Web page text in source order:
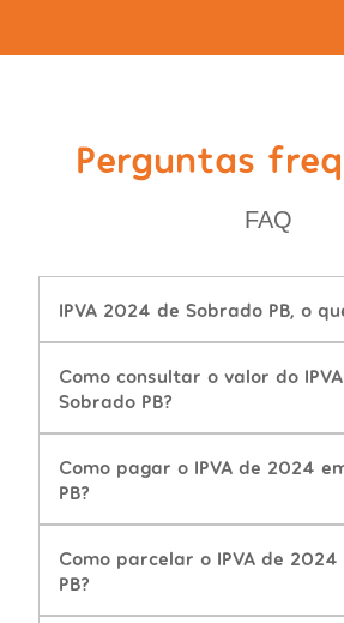
Perguntas
FAQ
IPVA 2024 de Sobrado PB, o
Como consultar o valor do
Sobrado PB?
Como pagar o IPVA de 2024
PB?
Como parcelar o IPVA de
PB?